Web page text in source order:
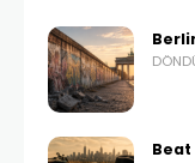
Beat